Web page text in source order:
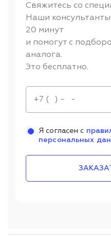
Свяжитесь со
Наши консультанты
20 минут
и помогут с
аналога.
Это бесплатно.
Я согласен с
персональных